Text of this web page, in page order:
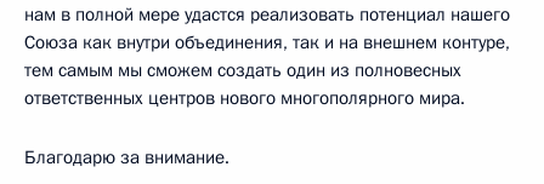
нам в полной мере удастся реализовать потенциал нашего
Союза как внутри объединения, так и на внешнем контуре,
тем самым мы сможем создать один из полновесных
ответственных центров нового многополярного мира.
Благодарю за внимание.